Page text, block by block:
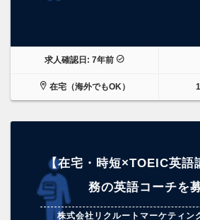
求人確認日: 7年前
在宅（海外でもOK）
【在宅・時短×TOEIC英語
務の英語コーチを
株式会社リクルートマーケティン